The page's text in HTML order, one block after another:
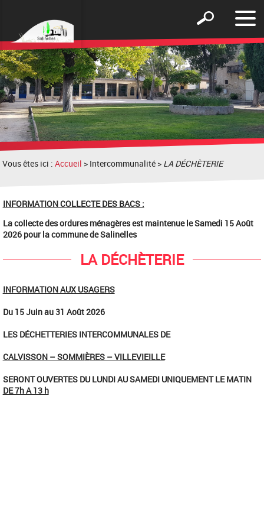
le
Afficher
formulaire
de
recherche
Vous êtes ici :Accueil > Intercommunalité > LA DÉCHÈTERIE
INFORMATION COLLECTE DES BACS :
La collecte des ordures ménagères est maintenue le Samedi 15 Août
2026 pour la commune de Salinelles
LA DÉCHÈTERIE
INFORMATION AUX USAGERS
Du 15 Juin au 31 Août 2026
LES DÉCHETTERIES INTERCOMMUNALES DE
CALVISSON – SOMMIÈRES – VILLEVIEILLE
SERONT OUVERTES DU LUNDI AU SAMEDI UNIQUEMENT LE MATIN
DE 7h A 13 h